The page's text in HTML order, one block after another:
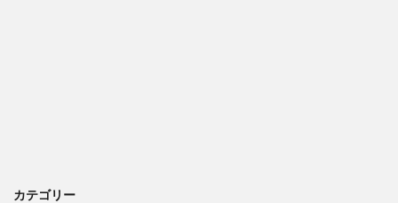
カテゴリー